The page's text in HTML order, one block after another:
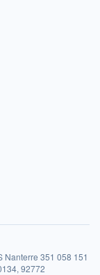
Nanterre 351 058 151
92772